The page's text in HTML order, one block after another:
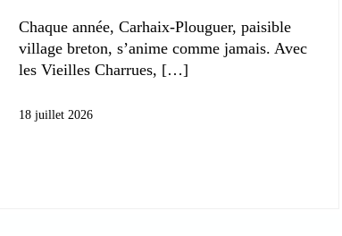
Chaque année, Carhaix-Plouguer, paisible
village breton, s’anime comme jamais. Avec
les Vieilles Charrues,
18 juillet 2026